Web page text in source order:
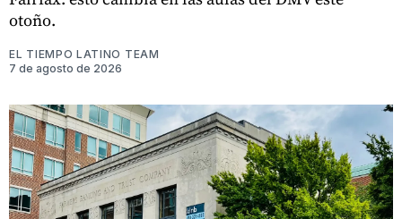
otoño.
EL TIEMPO LATINO TEAM
7 de agosto de 2026